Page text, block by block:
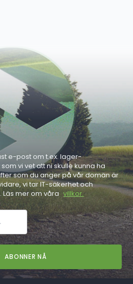
e-post om t.ex. lager-
vi vet att ni skulle kunna ha
som du anger på vår domän är
vi tar IT-säkerhet och
mer om våra villkor.